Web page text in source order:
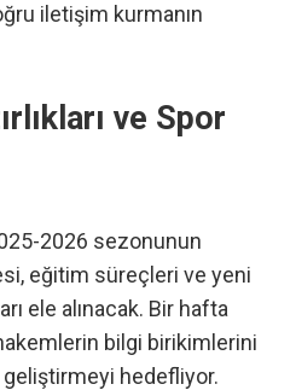
iletişim kurmanın
ve Spor
2026 sezonunun
eğitim süreçleri ve yeni
ele alınacak. Bir hafta
bilgi birikimlerini
hedefliyor.